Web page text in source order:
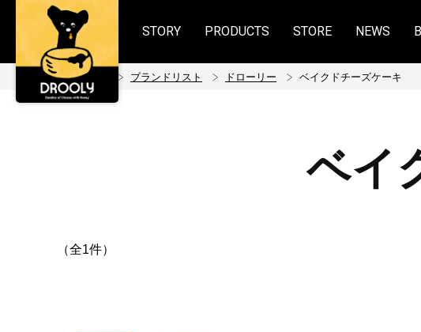
STORY PRODUCTS STORE NEWS
ホーム ブランドリスト ドローリー ベイクドチーズケーキ
ベイ
（全1件）